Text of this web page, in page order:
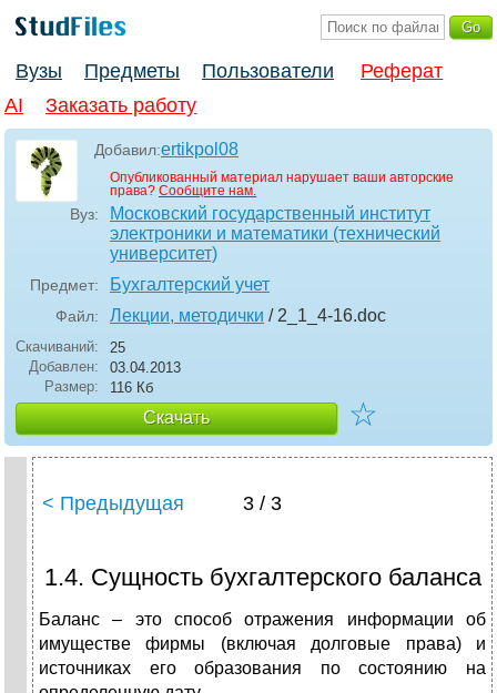
Вузы Предметы Пользователи
Реферат
AI
Заказать работу
Добавил:ertikpol08
Опубликованный материал нарушает ваши авторские
права? Сообщите нам.
Вуз:
Московский государственный институт
электроники и математики (технический
университет)
Предмет: Бухгалтерский учет
Файл: Лекции, методички / 2_1_4-16.doc
Скачиваний:
25
Добавлен:
03.04.2013
Размер:
116 Кб
Скачать ☆
< Предыдущая 3 / 3
1.4. Сущность бухгалтерского баланса
Баланс – это способ отражения информации об
имуществе фирмы (включая долговые права) и
источниках его образования по состоянию на